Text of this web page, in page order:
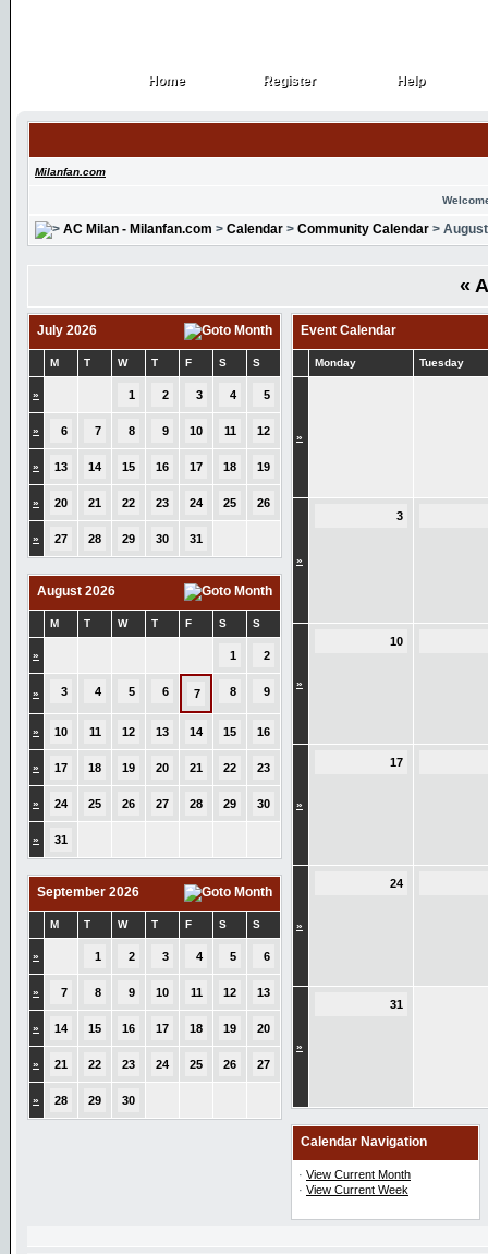
Home
Home Register
Register Help
Help
Milanfan.com
AC Milan - Milanfan.com > Calendar > Community Calendar >
«
July 2026
M T W T F S S
» 1 2 3 4 5
» 6 7 8 9 10 11 12
» 13 14 15 16 17 18 19
» 20 21 22 23 24 25 26
» 27 28 29 30 31
August 2026
M T W T F S S
» 1 2
» 3 4 5 6 7 8 9
» 10 11 12 13 14 15 16
» 17 18 19 20 21 22 23
» 24 25 26 27 28 29 30
» 31
September 2026
M T W T F S S
» 1 2 3 4 5 6
» 7 8 9 10 11 12 13
» 14 15 16 17 18 19 20
» 21 22 23 24 25 26 27
» 28 29 30
Event Calendar
Monday Tuesday
»
»
3
»
10
»
17
»
24
»
31
Calendar Navigation
· View Current Month
· View Current Week